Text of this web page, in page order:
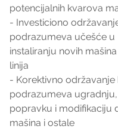
potencijalnih kvarova
- Investiciono
podrazumeva učešće u
instaliranju novih
linija
- Korektivno održavanje
podrazumeva ugradnju,
popravku i modifikaciju
mašina i ostale